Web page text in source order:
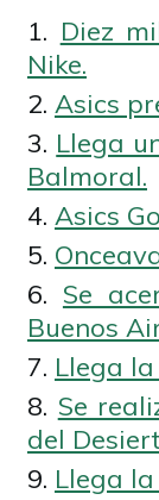
Diez
Nike.
Asics
Llega
Balmoral.
Asics
Se
Buenos
Llega
Se
del
Llega